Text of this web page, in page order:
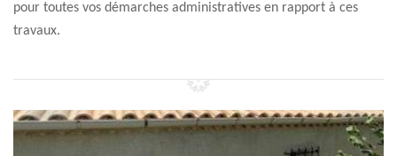
pour toutes vos démarches administratives en rapport à ces
travaux.